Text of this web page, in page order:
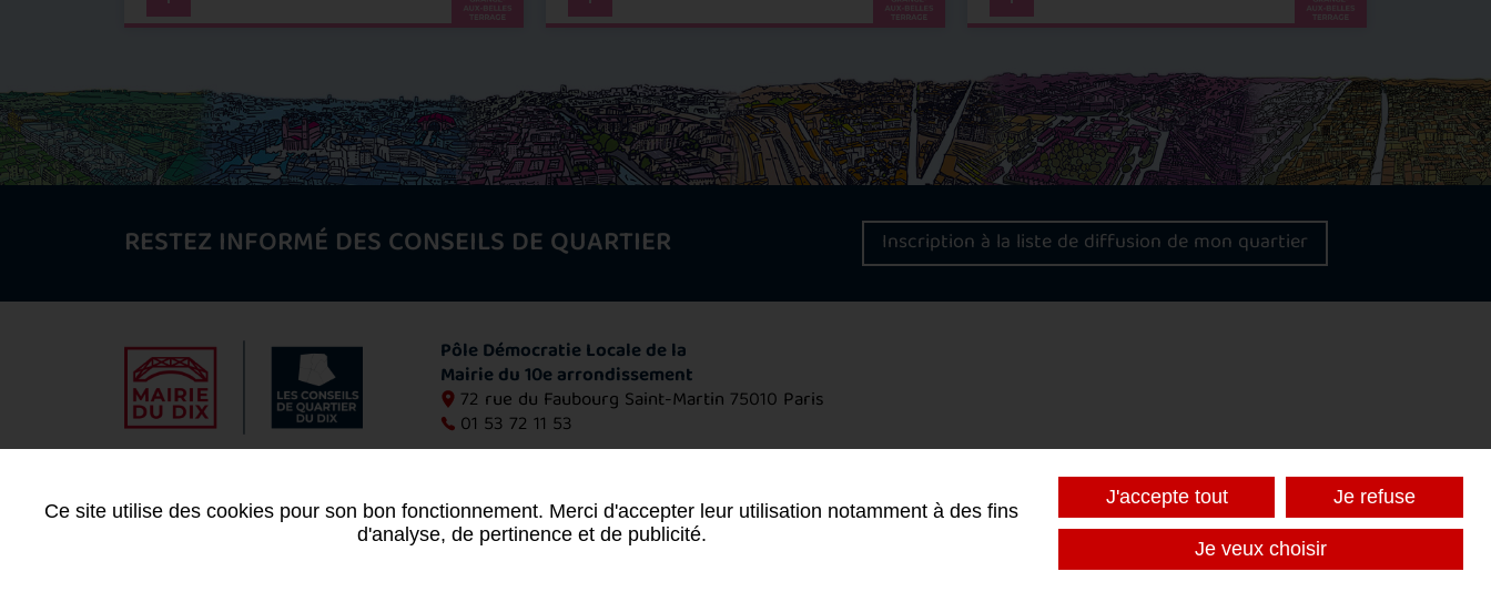
RESTEZ INFORMÉ DES CONSEILS DE QUARTIER Inscription à la liste de diffusion de mon quartier
Pôle Démocratie Locale de la
Mairie du 10e arrondissement
72 rue du Faubourg Saint-Martin 75010 Paris
01 53 72 11 53
Ce site utilise des cookies pour son bon fonctionnement. Merci d'accepter leur utilisation notamment à des fins
d'analyse, de pertinence et de publicité.
J'accepte tout Je refuse
Je veux choisir